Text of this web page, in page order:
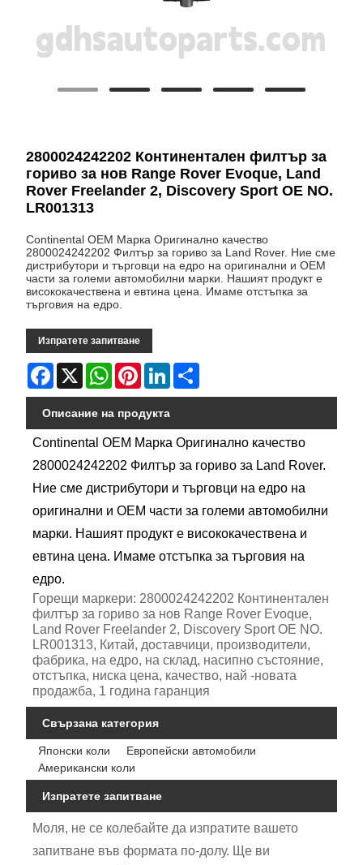
2800024242202 Континентален филтър за
гориво за нов Range Rover Evoque, Land
Rover Freelander 2, Discovery Sport OE NO.
LR001313
Continental OEM Марка Оригинално качество
2800024242202 Филтър за гориво за Land Rover. Ние сме
дистрибутори и търговци на едро на оригинални и OEM
части за големи автомобилни марки. Нашият продукт е
висококачествена и евтина цена. Имаме отстъпка за
търговия на едро.
Изпратете запитване
Facebook
X WhatsAppPinterestLinkedIn
Описание на продукта
Continental OEM Марка Оригинално качество
2800024242202 Филтър за гориво за Land Rover.
Ние сме дистрибутори и търговци на едро на
оригинални и OEM части за големи автомобилни
марки. Нашият продукт е висококачествена и
евтина цена. Имаме отстъпка за търговия на
едро.
Горещи маркери: 2800024242202 Континентален
филтър за гориво за нов Range Rover Evoque,
Land Rover Freelander 2, Discovery Sport OE NO.
LR001313, Китай, доставчици, производители,
фабрика, на едро, на склад, насипно състояние,
отстъпка, ниска цена, качество, най -новата
продажба, 1 година гаранция
Свързана категория
Японски коли
Европейски автомобили
Американски коли
Изпратете запитване
Моля, не се колебайте да изпратите вашето
запитване във формата по-долу. Ще ви